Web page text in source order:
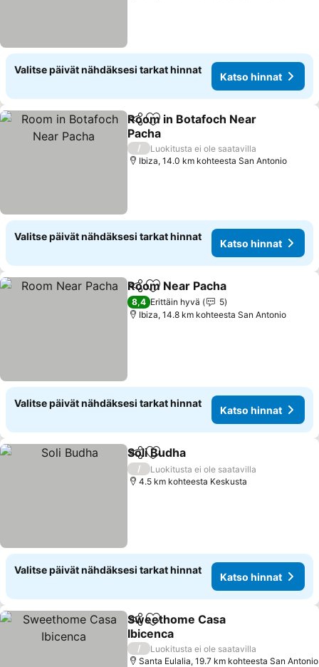
Valitse päivät nähdäksesi tarkat hinnat
Katso hinnat
Jaa Lisää suosikkeihin
Room in Botafoch Near
Pacha
Katso hinnat
/
Luokitusta ei ole saatavilla
Ibiza, 14.0 km kohteesta San Antonio
Valitse päivät nähdäksesi tarkat hinnat
Katso hinnat
Jaa Lisää suosikkeihin
Room Near Pacha
8,4 Erittäin hyvä
5
Ibiza, 14.8 km kohteesta San Antonio
Valitse päivät nähdäksesi tarkat hinnat
Katso hinnat
Jaa Lisää suosikkeihin
Soli Budha
/
Luokitusta ei ole saatavilla
4.5 km kohteesta Keskusta
Valitse päivät nähdäksesi tarkat hinnat
Katso hinnat
Jaa Lisää suosikkeihin
Sweethome Casa
Ibicenca
Katso hinnat
/
Luokitusta ei ole saatavilla
Santa Eulalia, 19.7 km kohteesta San Antonio